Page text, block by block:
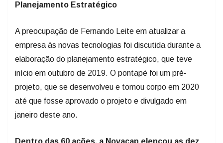
Planejamento Estratégico
A preocupação de Fernando Leite em atualizar a
empresa às novas tecnologias foi discutida durante a
elaboração do planejamento estratégico, que teve
início em outubro de 2019. O pontapé foi um pré-
projeto, que se desenvolveu e tomou corpo em 2020
até que fosse aprovado o projeto e divulgado em
janeiro deste ano.